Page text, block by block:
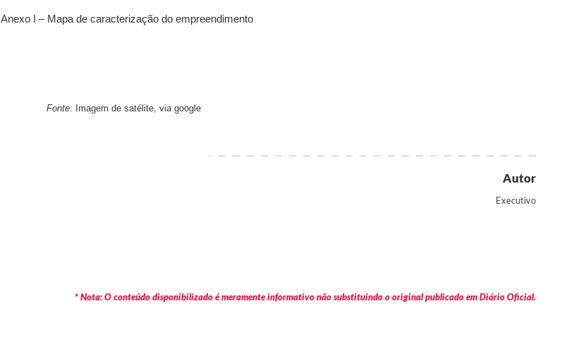
Anexo I – Mapa de caracterização do empreendimento
Fonte: Imagem de satélite, via google
Autor
Executivo
* Nota: O conteúdo disponibilizado é meramente informativo não substituindo o original publicado em Diário Oficial.